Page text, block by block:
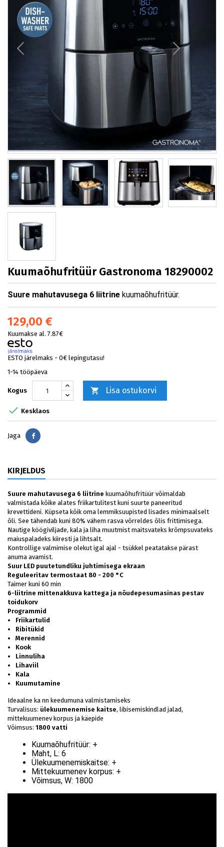
Kuumaõhufritüür Gastronoma 18290002
Suure mahutavusega 6 liitrine kuumaõhufritüür.
129,00 €
Kuumakse al. 7.87€
ESTO järelmaks - 0€ lepingutasu!
1-14 tööpäeva
Kogus  Lisa ostukorvi
 Kesklaos
Jaga Jaga
KIRJELDUS
Suure mahutavusega 6 liitrine kuumaõhufritüür võimaldab
valmistada kõike alates friikartulitest kuni suurte paneeritud
krevettideni. Küpseta kõik oma lemmiksuupisted lisades minimaalselt
õli. See tähendab kuni 80% vähem rasva võrreldes õlis frittimisega.
Nautige köögiviljade, kala ja liha muutmist maitsvateks krõmpsuvateks
maiuspaladeks kiiresti ja lihtsalt.
Kontrollige valmimise olekut igal ajal - tsükkel peatatakse pärast
anuma avamist.
Suur LED puutetundliku juhtimisega ekraan
Reguleeritav termostaat 80 - 200 °C
Taimer kuni 60 min
6-liitrine mittenakkuva kattega ja nõudepesumasinas pestav
toidukorv
Programmid
Friikartulid
Ribitükid
Merennid
Kook
Linnuliha
Lihaviil
Kala
Kuumutamine
Ideaalne ka nn keedumuna valmistamiseks
Turvalisus: ülekuumenemise kaitse, libisemiskindlad jalad,
mittekuumenev korpus ja käepide
Võimsus: 1800 vatti
Kuumaõhufritüür: +
Maht, L: 6
Ülekuumenemiskaitse: +
Mittekuumenev korpus: +
Võimsus, W: 1800